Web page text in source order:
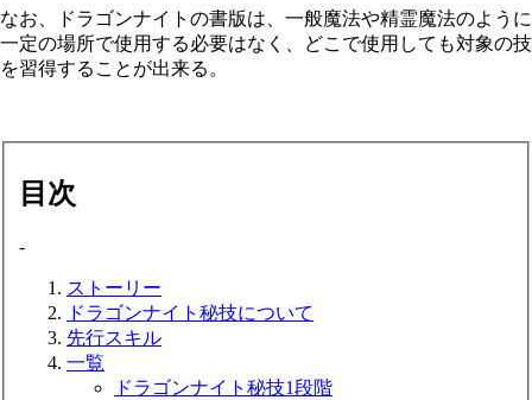
なお、ドラゴンナイトの書版は、一般魔法や精霊魔法のように
一定の場所で使用する必要はなく、どこで使用しても対象の技
を習得することが出来る。
目次
-
ストーリー
ドラゴンナイト秘技について
先行スキル
一覧
ドラゴンナイト秘技1段階